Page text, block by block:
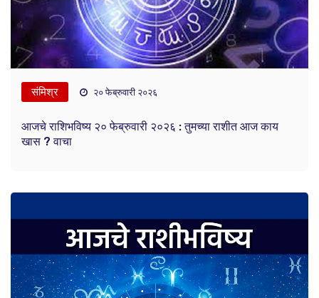
संमिश्र २० फेब्रुवारी २०२६
आजचे राशिभविष्य २० फेब्रुवारी २०२६ : तुमच्या राशीत आज काय
खास ? वाचा